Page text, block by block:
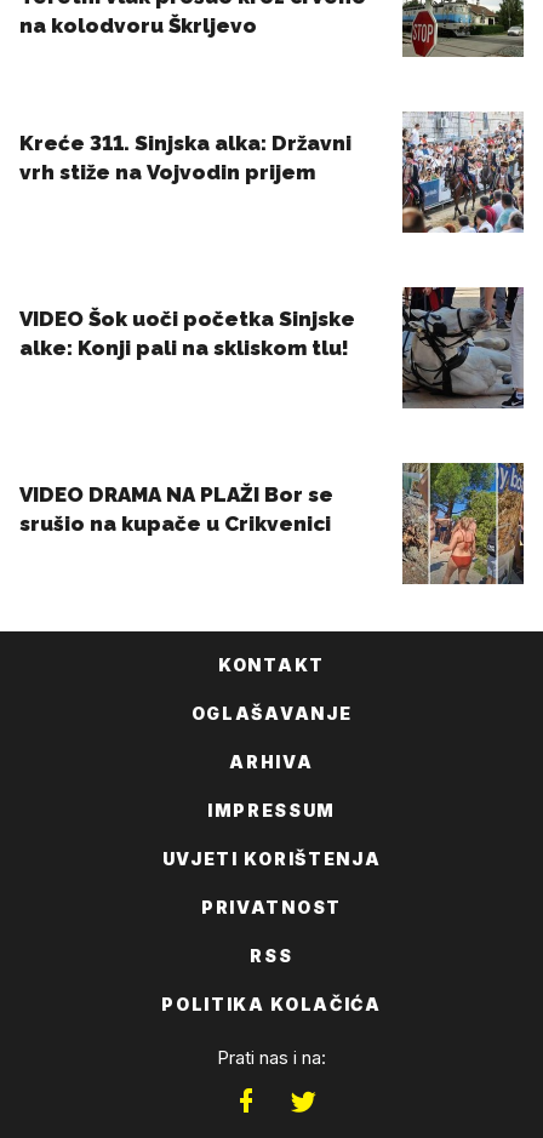
KONTAKT
OGLAŠAVANJE
ARHIVA
IMPRESSUM
UVJETI KORIŠTENJA
PRIVATNOST
RSS
POLITIKA KOLAČIĆA
Prati nas i na: